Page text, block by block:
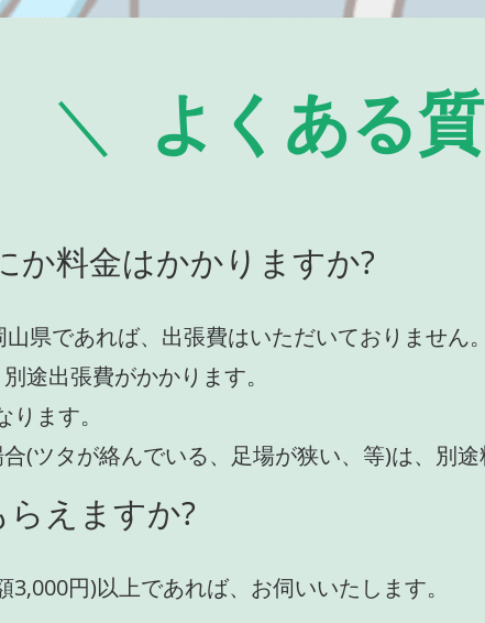
よくある
か料金はかかりますか?
県であれば、出張費はいただいておりません。
途出張費がかかります。
ます。
(ツタが絡んでいる、足場が狭い、等)は、別途
えますか?
円)以上であれば、お伺いいたします。